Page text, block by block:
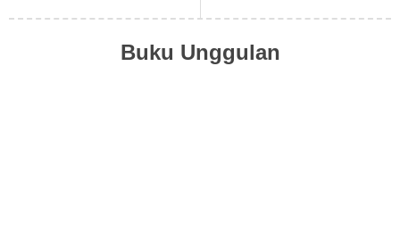
Buku Unggulan